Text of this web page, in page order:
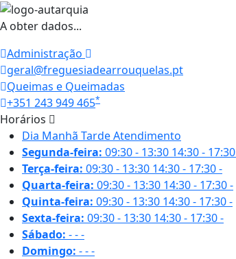
A obter dados...
Administração
geral@freguesiadearrouquelas.pt
Queimas e Queimadas
+351 243 949 465*
Horários
Dia Manhã TardeAtendimento
Segunda-feira: 09:30 - 13:30 14:30 - 17:30
Terça-feira: 09:30 - 13:30 14:30 - 17:30-
Quarta-feira: 09:30 - 13:30 14:30 - 17:30-
Quinta-feira: 09:30 - 13:30 14:30 - 17:30-
Sexta-feira: 09:30 - 13:30 14:30 - 17:30-
Sábado: ---
Domingo: ---